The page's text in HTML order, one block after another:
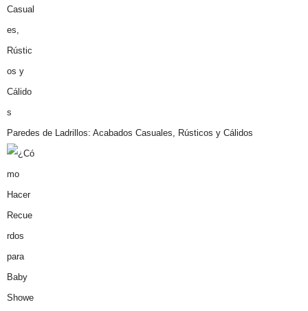
Paredes de Ladrillos: Acabados Casuales, Rústicos y Cálidos